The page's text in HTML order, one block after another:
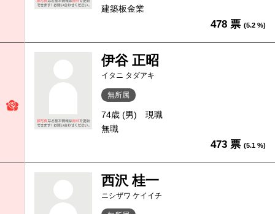
建築板金業
478 票 (5.2 %)
伊谷 正昭
イタニ タダアキ
無所属
74歳 (男)
現職
無職
473 票 (5.1 %)
西沢 桂一
ニシザワ ケイイチ